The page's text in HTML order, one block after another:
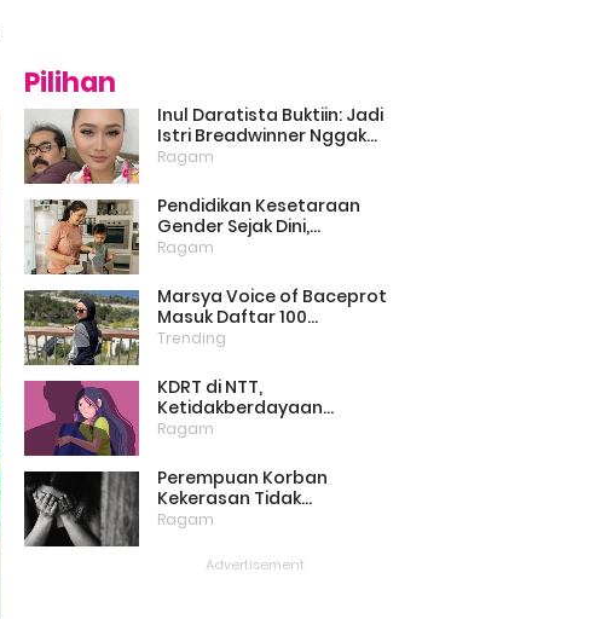
Pilihan
Inul Daratista Buktiin: Jadi
Istri Breadwinner Nggak
Bikin Suami Minder, Asal
Dukung
Ragam
Pendidikan Kesetaraan
Gender Sejak Dini,
Psikolog: Anak Laki-Laki
Ragam
Marsya Voice of Baceprot
Masuk Daftar 100
Perempuan Inspiratif dan
Versi BBC
Trending
KDRT di NTT,
Ketidakberdayaan
Perempuan Masih Menjadi
Ragam
Perempuan Korban
Kekerasan Tidak
Bercerita, Victim Blaming
Ragam